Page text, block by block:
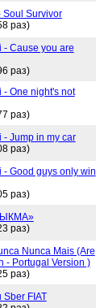
Soul Survivor
раз)
- Cause you are
раз)
- One night's not
раз)
- Jump in my car
раз)
- Good guys only win
раз)
раз)
Nunca Mais (Are
- Portugal Version )
раз)
Sber FIAT